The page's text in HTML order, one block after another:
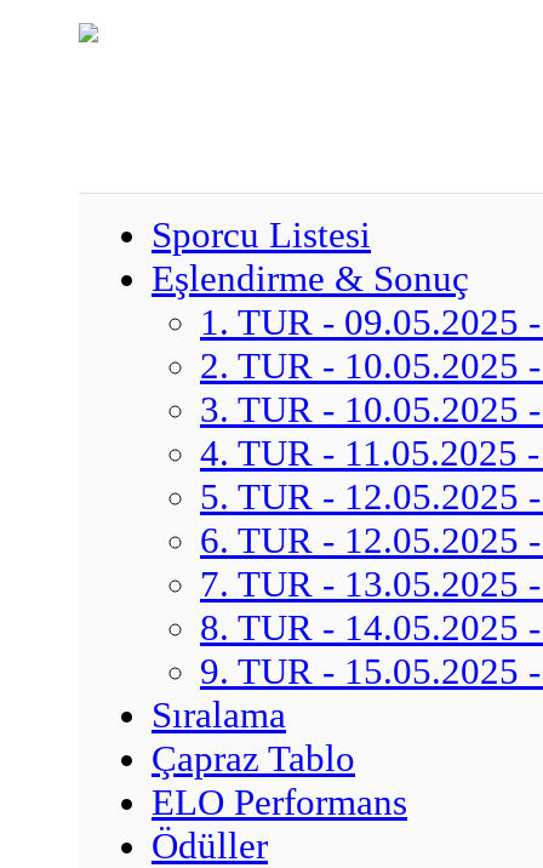
Sporcu Listesi
Eşlendirme & Sonuç
1. TUR - 09.05.2025
2. TUR - 10.05.2025
3. TUR - 10.05.2025
4. TUR - 11.05.2025
5. TUR - 12.05.2025
6. TUR - 12.05.2025
7. TUR - 13.05.2025
8. TUR - 14.05.2025
9. TUR - 15.05.2025
Sıralama
Çapraz Tablo
ELO Performans
Ödüller